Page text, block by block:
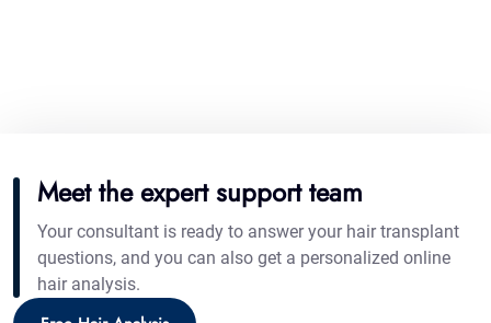
Meet the expert support team
Your consultant is ready to answer your hair transplant
questions, and you can also get a personalized online
hair analysis.